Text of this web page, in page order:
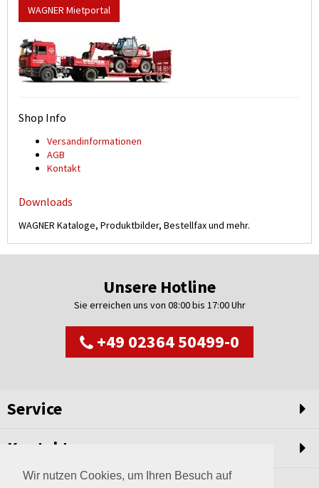
Wir nutzen Cookies, um Ihren Besuch auf
WAGNER Mietportal
Shop Info
Versand­informationen
AGB
Kontakt
Downloads
WAGNER Kataloge, Produktbilder, Bestellfax und mehr.
Unsere Hotline
Sie erreichen uns von 08:00 bis 17:00 Uhr
+49 02364 50499-0
Service
Kontakt